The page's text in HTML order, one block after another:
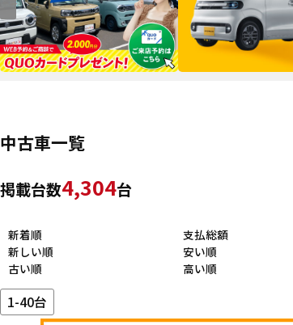
中古車一覧
掲載台数4,304台
新着順
新しい順
古い順
支払総額
安い順
高い順
1-40台